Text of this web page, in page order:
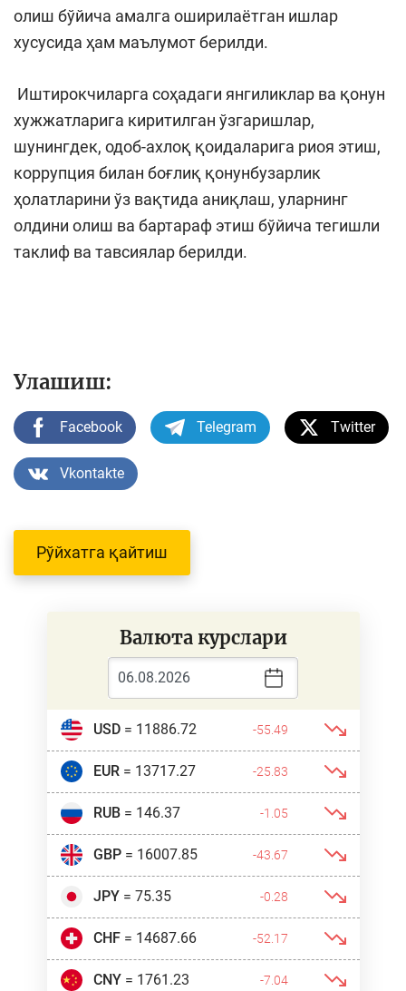
олиш бўйича амалга оширилаётган ишлар
хусусида ҳам маълумот берилди.
Иштирокчиларга соҳадаги янгиликлар ва қонун
хужжатларига киритилган ўзгаришлар,
шунингдек, одоб-ахлоқ қоидаларига риоя этиш,
коррупция билан боғлиқ қонунбузарлик
ҳолатларини ўз вақтида аниқлаш, уларнинг
олдини олиш ва бартараф этиш бўйича тегишли
таклиф ва тавсиялар берилди.
Улашиш:
Facebook Telegram Twitter
Vkontakte
Рўйхатга қайтиш
Валюта курслари
USD= 11886.72 -55.49
EUR= 13717.27 -25.83
RUB= 146.37 -1.05
GBP= 16007.85 -43.67
JPY= 75.35 -0.28
CHF= 14687.66 -52.17
CNY= 1761.23 -7.04